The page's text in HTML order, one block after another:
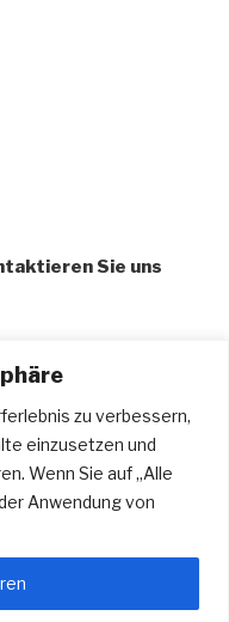
zu verbessern,
einzusetzen und
Wenn Sie auf „Alle
Anwendung von
Sie uns
u. Tontechnik